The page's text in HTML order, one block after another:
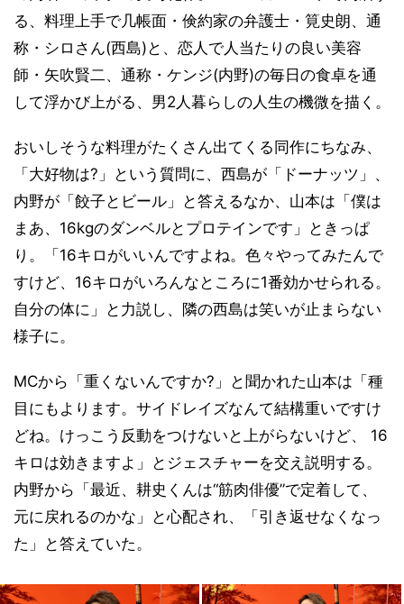
る、料理上手で几帳面・倹約家の弁護士・筧史朗、通
称・シロさん(西島)と、恋人で人当たりの良い美容
師・矢吹賢二、通称・ケンジ(内野)の毎日の食卓を通
して浮かび上がる、男2人暮らしの人生の機微を描く。
おいしそうな料理がたくさん出てくる同作にちなみ、
「大好物は?」という質問に、西島が「ドーナッツ」、
内野が「餃子とビール」と答えるなか、山本は「僕は
まあ、16kgのダンベルとプロテインです」ときっぱ
り。「16キロがいいんですよね。色々やってみたんで
すけど、16キロがいろんなところに1番効かせられる。
自分の体に」と力説し、隣の西島は笑いが止まらない
様子に。
MCから「重くないんですか?」と聞かれた山本は「種
目にもよります。サイドレイズなんて結構重いですけ
どね。けっこう反動をつけないと上がらないけど、 16
キロは効きますよ」とジェスチャーを交え説明する。
内野から「最近、耕史くんは“筋肉俳優”で定着して、
元に戻れるのかな」と心配され、「引き返せなくなっ
た」と答えていた。